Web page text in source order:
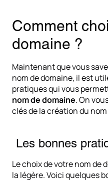
Comment
domaine ?
Maintenant que vous
nom de domaine, il est
pratiques qui vous
nom de domaine. On
clés de la création du
Les bonnes
Le choix de votre nom de
la légère. Voici quelques